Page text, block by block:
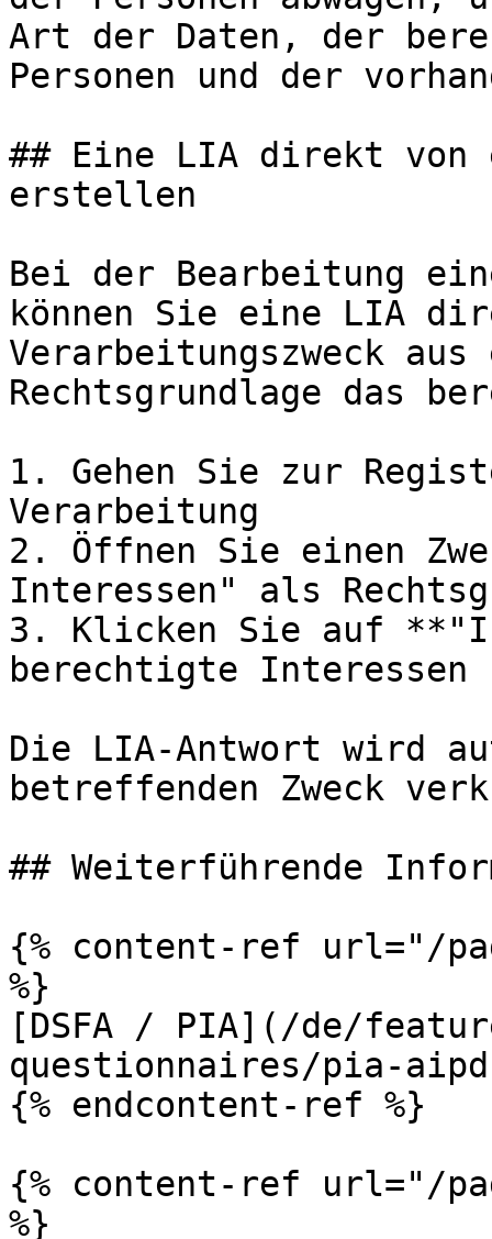
Art der Daten, der
Personen und der
## Eine LIA direkt von
erstellen
Bei der Bearbeitung
können Sie eine LIA
Verarbeitungszweck
Rechtsgrundlage das
1. Gehen Sie zur
Verarbeitung
2. Öffnen Sie einen
Interessen" als
3. Klicken Sie auf
berechtigte
Die LIA-Antwort wird
betreffenden Zweck
## Weiterführende
{% content-ref url="/
%}
[DSFA / PIA](/de/
questionnaires/pia-
{% endcontent-ref %}
{% content-ref url="/
%}